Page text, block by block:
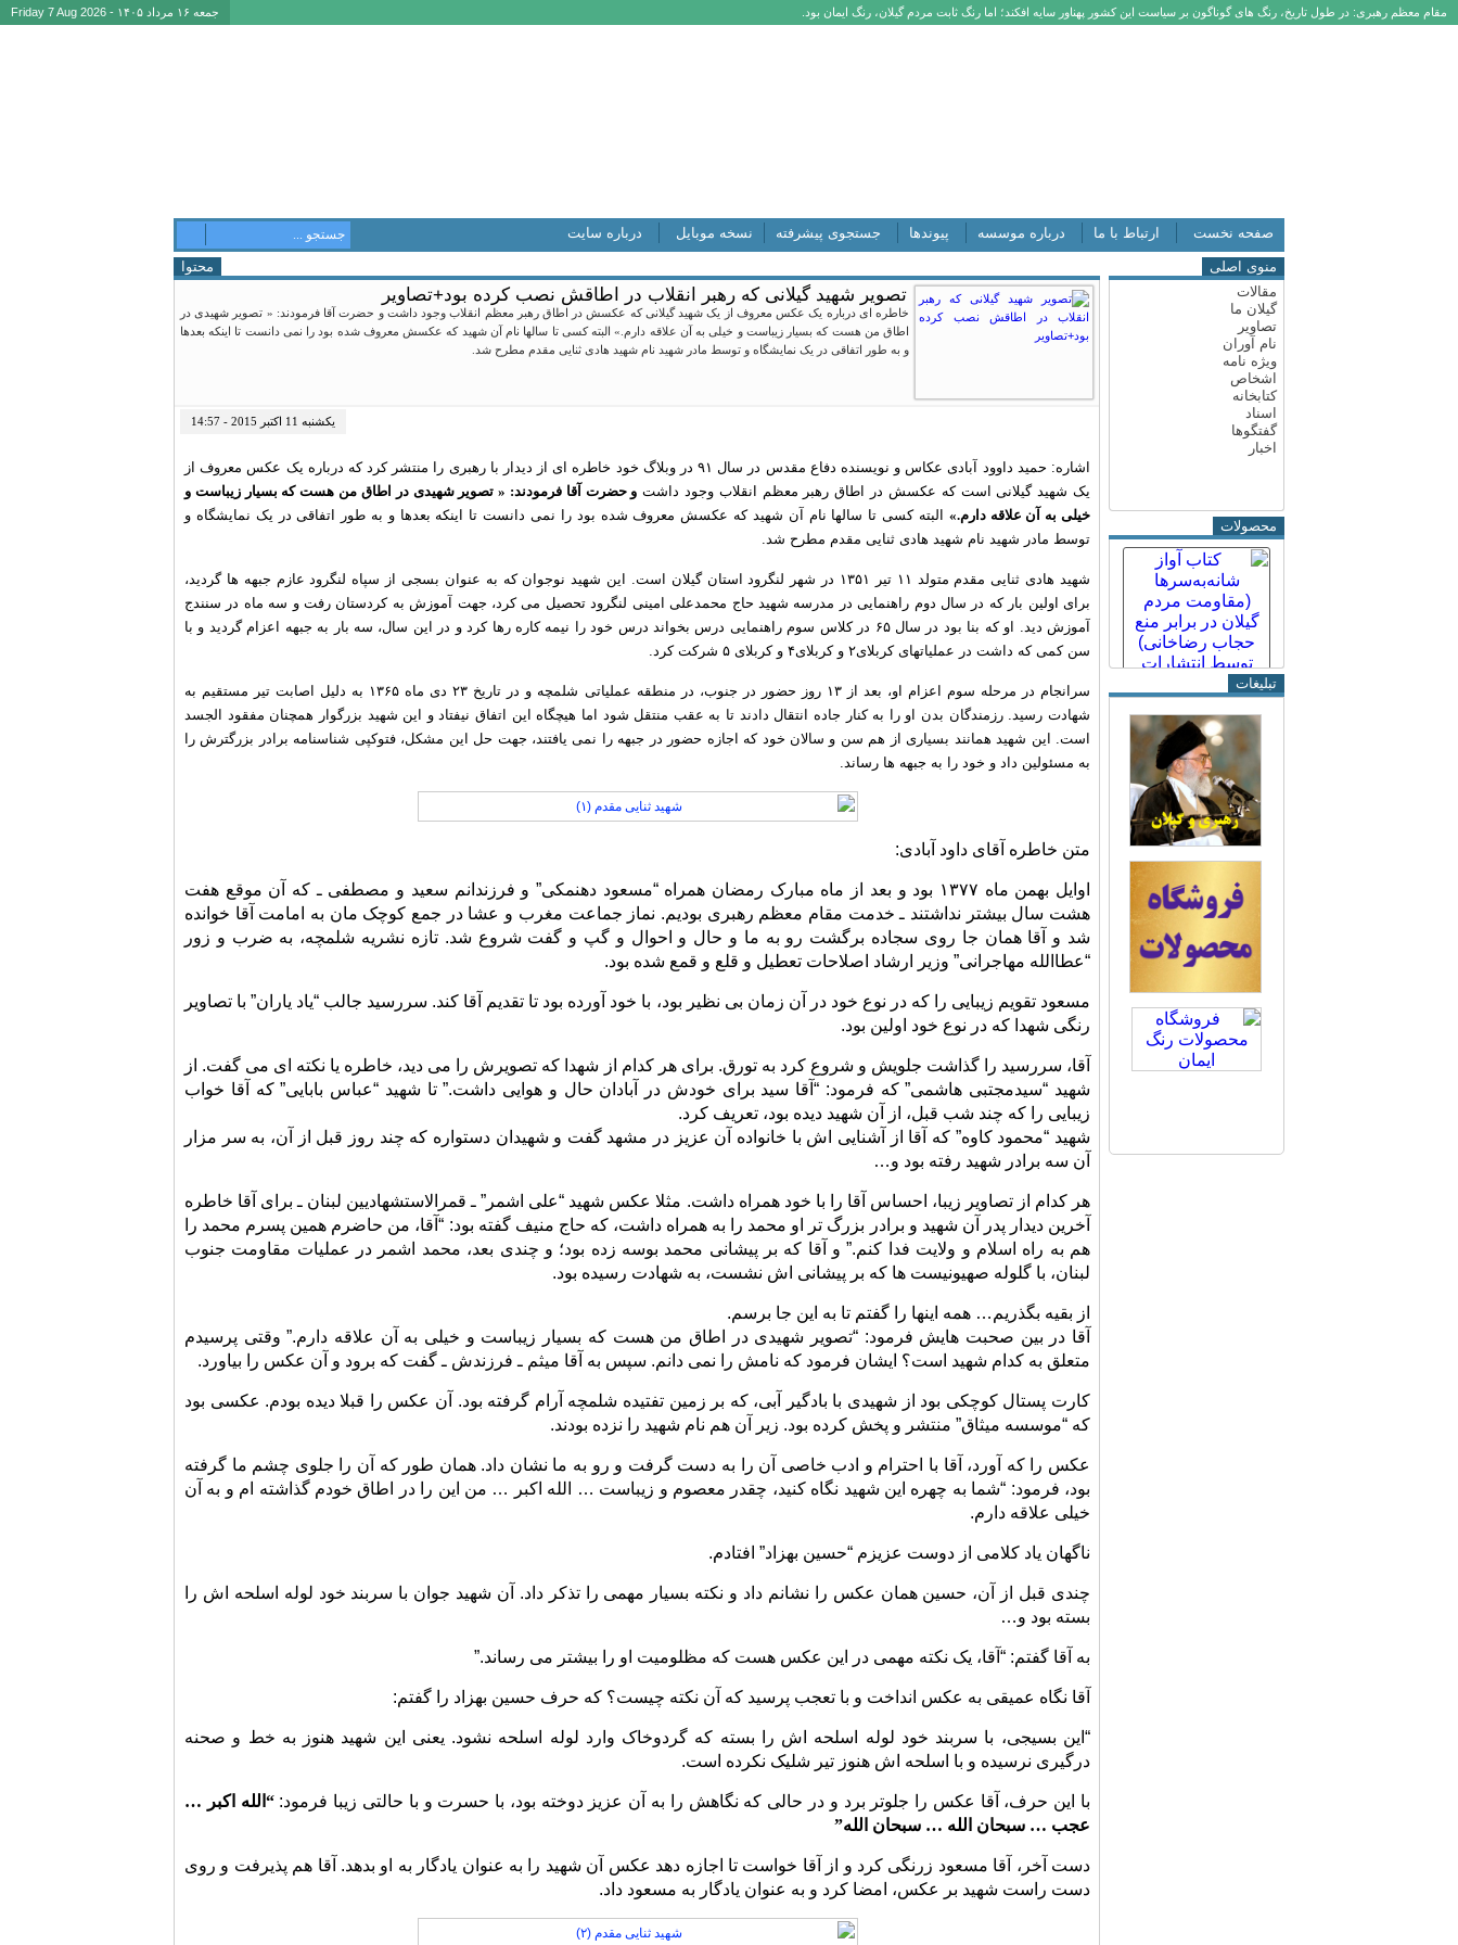
مقام معظم رهبری: در طول تاریخ، رنگ های گوناگون بر سیاست این کشور پهناور سایه افکند؛ اما رنگ ثابت مردم گیلان، رنگ ایمان بود. جمعه ۱۶ مرداد ۱۴۰۵ - Friday 7 Aug 2026
صفحه نخست ارتباط با ما درباره موسسه پیوندها جستجوی پیشرفته نسخه موبایل درباره سایت
منوی اصلی
مقالات
گیلان ما
تصاویر
نام آوران
ویژه نامه
اشخاص
کتابخانه
اسناد
گفتگوها
اخبار
محصولات
تبلیغات
محتوا
تصویر شهید گیلانی که رهبر انقلاب در اطاقش نصب کرده بود+تصاویر
خاطره ای درباره یک عکس معروف از یک شهید گیلانی که عکسش در اطاق رهبر معظم انقلاب وجود داشت و حضرت آقا فرمودند: « تصویر شهیدی در
اطاق من هست که بسیار زیباست و خیلی به آن علاقه دارم.» البته کسی تا سالها نام آن شهید که عکسش معروف شده بود را نمی دانست تا اینکه بعدها
و به طور اتفاقی در یک نمایشگاه و توسط مادر شهید نام شهید هادی ثنایی مقدم مطرح شد.
یکشنبه 11 اکتبر 2015 - 14:57
اشاره: حمید داوود آبادی عکاس و نویسنده دفاع مقدس در سال ۹۱ در وبلاگ خود خاطره ای از دیدار با رهبری را منتشر کرد که درباره یک عکس معروف از
یک شهید گیلانی است که عکسش در اطاق رهبر معظم انقلاب وجود داشت و حضرت آقا فرمودند: « تصویر شهیدی در اطاق من هست که بسیار زیباست و
خیلی به آن علاقه دارم.» البته کسی تا سالها نام آن شهید که عکسش معروف شده بود را نمی دانست تا اینکه بعدها و به طور اتفاقی در یک نمایشگاه و
توسط مادر شهید نام شهید هادی ثنایی مقدم مطرح شد.
شهید هادی ثنایی مقدم متولد ۱۱ تیر ۱۳۵۱ در شهر لنگرود استان گیلان است. این شهید نوجوان که به عنوان بسجی از سپاه لنگرود عازم جبهه ها گردید،
برای اولین بار که در سال دوم راهنمایی در مدرسه شهید حاج محمدعلی امینی لنگرود تحصیل می کرد، جهت آموزش به کردستان رفت و سه ماه در سنندج
آموزش دید. او که بنا بود در سال ۶۵ در کلاس سوم راهنمایی درس بخواند درس خود را نیمه کاره رها کرد و در این سال، سه بار به جبهه اعزام گردید و با
سن کمی که داشت در عملیاتهای کربلای۲ و کربلای۴ و کربلای ۵ شرکت کرد.
سرانجام در مرحله سوم اعزام او، بعد از ۱۳ روز حضور در جنوب، در منطقه عملیاتی شلمچه و در تاریخ ۲۳ دی ماه ۱۳۶۵ به دلیل اصابت تیر مستقیم به
شهادت رسید. رزمندگان بدن او را به کنار جاده انتقال دادند تا به عقب منتقل شود اما هیچگاه این اتفاق نیفتاد و این شهید بزرگوار همچنان مفقود الجسد
است. این شهید همانند بسیاری از هم سن و سالان خود که اجازه حضور در جبهه را نمی یافتند، جهت حل این مشکل، فتوکپی شناسنامه برادر بزرگترش را
به مسئولین داد و خود را به جبهه ها رساند.
متن خاطره آقای داود آبادی:
اوایل بهمن ماه ۱۳۷۷ بود و بعد از ماه مبارک رمضان همراه “مسعود دهنمکی” و فرزندانم سعید و مصطفی ـ که آن موقع هفت
هشت سال بیشتر نداشتند ـ خدمت مقام معظم رهبری بودیم. نماز جماعت مغرب و عشا در جمع کوچک مان به امامت آقا خوانده
شد و آقا همان جا روی سجاده برگشت رو به ما و حال و احوال و گپ و گفت شروع شد. تازه نشریه شلمچه، به ضرب و زور
“عطاالله مهاجرانی” وزیر ارشاد اصلاحات تعطیل و قلع و قمع شده بود.
مسعود تقویم زیبایی را که در نوع خود در آن زمان بی نظیر بود، با خود آورده بود تا تقدیم آقا کند. سررسید جالب “یاد یاران” با تصاویر
رنگی شهدا که در نوع خود اولین بود.
آقا، سررسید را گذاشت جلویش و شروع کرد به تورق. برای هر کدام از شهدا که تصویرش را می دید، خاطره یا نکته ای می گفت. از
شهید “سیدمجتبی هاشمی” که فرمود: “آقا سید برای خودش در آبادان حال و هوایی داشت.” تا شهید “عباس بابایی” که آقا خواب
زیبایی را که چند شب قبل، از آن شهید دیده بود، تعریف کرد.
شهید “محمود کاوه” که آقا از آشنایی اش با خانواده آن عزیز در مشهد گفت و شهیدان دستواره که چند روز قبل از آن، به سر مزار
آن سه برادر شهید رفته بود و…
هر کدام از تصاویر زیبا، احساس آقا را با خود همراه داشت. مثلا عکس شهید “علی اشمر” ـ قمرالاستشهادیین لبنان ـ برای آقا خاطره
آخرین دیدار پدر آن شهید و برادر بزرگ تر او محمد را به همراه داشت، که حاج منیف گفته بود: “آقا، من حاضرم همین پسرم محمد را
هم به راه اسلام و ولایت فدا کنم.” و آقا که بر پیشانی محمد بوسه زده بود؛ و چندی بعد، محمد اشمر در عملیات مقاومت جنوب
لبنان، با گلوله صهیونیست ها که بر پیشانی اش نشست، به شهادت رسیده بود.
از بقیه بگذریم… همه اینها را گفتم تا به این جا برسم.
آقا در بین صحبت هایش فرمود: “تصویر شهیدی در اطاق من هست که بسیار زیباست و خیلی به آن علاقه دارم.” وقتی پرسیدم
متعلق به کدام شهید است؟ ایشان فرمود که نامش را نمی دانم. سپس به آقا میثم ـ فرزندش ـ گفت که برود و آن عکس را بیاورد.
کارت پستال کوچکی بود از شهیدی با بادگیر آبی، که بر زمین تفتیده شلمچه آرام گرفته بود. آن عکس را قبلا دیده بودم. عکسی بود
که “موسسه میثاق” منتشر و پخش کرده بود. زیر آن هم نام شهید را نزده بودند.
عکس را که آورد، آقا با احترام و ادب خاصی آن را به دست گرفت و رو به ما نشان داد. همان طور که آن را جلوی چشم ما گرفته
بود، فرمود: “شما به چهره این شهید نگاه کنید، چقدر معصوم و زیباست … الله اکبر … من این را در اطاق خودم گذاشته ام و به آن
خیلی علاقه دارم.
ناگهان یاد کلامی از دوست عزیزم “حسین بهزاد” افتادم.
چندی قبل از آن، حسین همان عکس را نشانم داد و نکته بسیار مهمی را تذکر داد. آن شهید جوان با سربند خود لوله اسلحه اش را
بسته بود و…
به آقا گفتم: “آقا، یک نکته مهمی در این عکس هست که مظلومیت او را بیشتر می رساند.”
آقا نگاه عمیقی به عکس انداخت و با تعجب پرسید که آن نکته چیست؟ که حرف حسین بهزاد را گفتم:
“این بسیجی، با سربند خود لوله اسلحه اش را بسته که گردوخاک وارد لوله اسلحه نشود. یعنی این شهید هنوز به خط و صحنه
درگیری نرسیده و با اسلحه اش هنوز تیر شلیک نکرده است.
با این حرف، آقا عکس را جلوتر برد و در حالی که نگاهش را به آن عزیز دوخته بود، با حسرت و با حالتی زیبا فرمود:“الله اکبر …
عجب … سبحان الله … سبحان الله”
دست آخر، آقا مسعود زرنگی کرد و از آقا خواست تا اجازه دهد عکس آن شهید را به عنوان یادگار به او بدهد. آقا هم پذیرفت و روی
دست راست شهید بر عکس، امضا کرد و به عنوان یادگار به مسعود داد.